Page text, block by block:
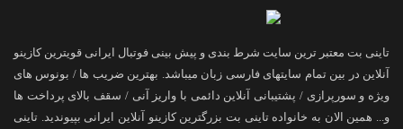
تاینی بت معتبر ترین سایت شرط بندی و پیش بینی فوتبال ایرانی قویترین کازینو
آنلاین در بین تمام سایتهای فارسی زبان میباشد. بهترین ضریب ها / بونوس های
ویژه و سورپرازی / پشتیبانی آنلاین دائمی با واریز آنی / سقف بالای پرداخت ها
و... همین الان به خانواده تاینی بت بزرگترین کازینو آنلاین ایرانی بپیوندید. تاینی